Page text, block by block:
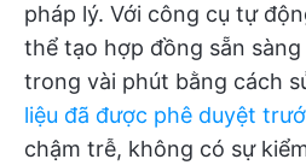
pháp lý. Với công cụ tự
thể tạo hợp đồng sẵn
trong vài phút bằng cách
liệu đã được phê duyệt
chậm trễ, không có sự